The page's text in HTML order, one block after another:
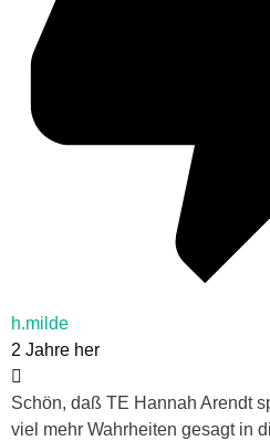
h.milde
2 Jahre her
Schön, daß TE Hannah Arendt
viel mehr Wahrheiten gesagt in